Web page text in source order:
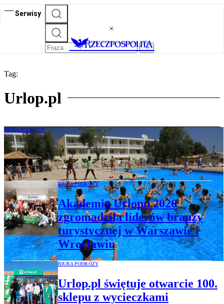
Serwisy
Tag:
Urlop.pl
BIURA PODRÓŻY
Raport Urlop.pl. Polak na zagranicznych
wakacjach 2026 – dokąd i za ile wyjedzie?
BIURA PODRÓŻY
Akademia Urlopu 2026
zgromadziła liderów branży
turystycznej w Warszawie i
Wrocławiu
BIURA PODRÓŻY
Urlop.pl świętuje otwarcie 100.
sklepu z wycieczkami